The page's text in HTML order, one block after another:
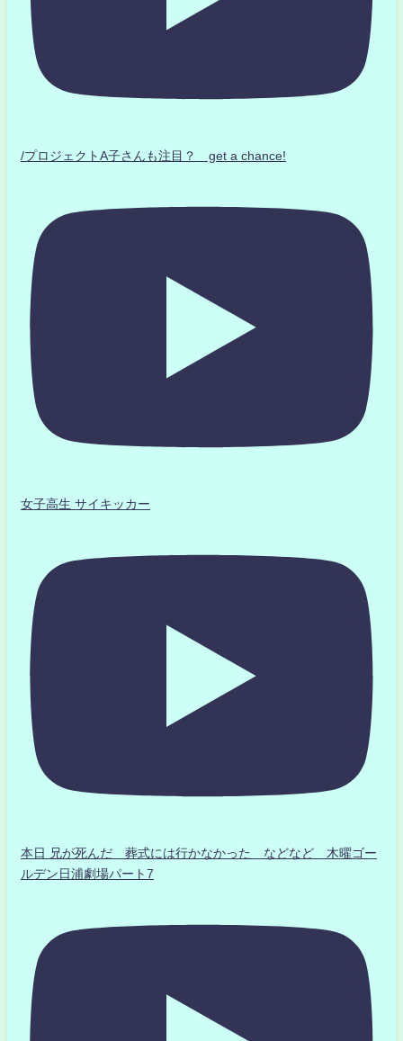
/プロジェクトA子さんも注目？ get a chance!
女子高生 サイキッカー
本日 兄が死んだ 葬式には行かなかった などなど 木曜ゴー
ルデン日浦劇場パート7